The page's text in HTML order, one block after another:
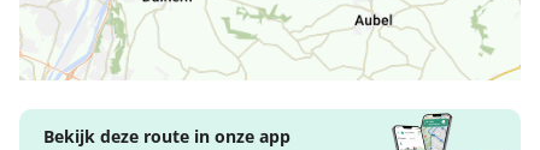
Bekijk deze route in onze app